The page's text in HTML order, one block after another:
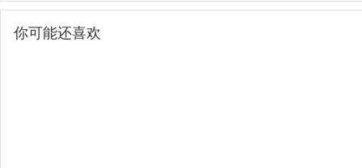
你可能还喜欢